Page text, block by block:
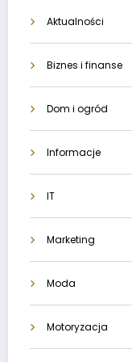
Aktualności
Biznes i finanse
Dom i ogród
Informacje
IT
Marketing
Moda
Motoryzacja